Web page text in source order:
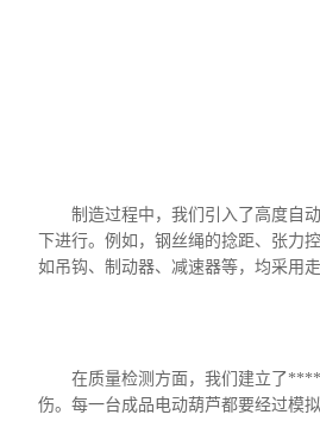
制造过程中，我们引入了高度自动
下进行。例如，钢丝绳的捻距、张
如吊钩、制动器、减速器等，均采用
在质量检测方面，我们建立了
伤。每一台成品电动葫芦都要经过模